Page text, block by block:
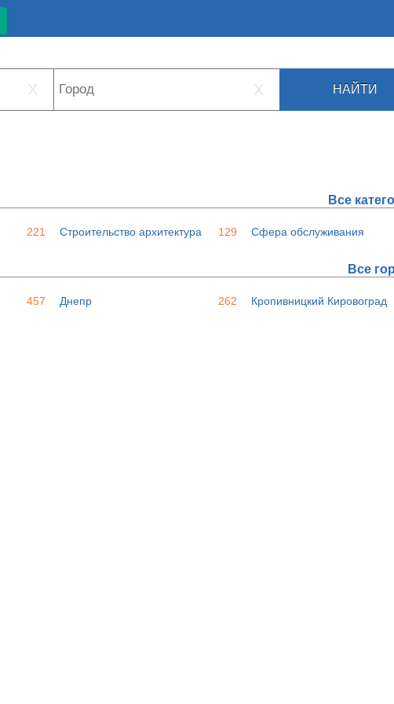
X X НАЙТИ
Все
221 Строительство архитектура 129 Сфера обслуживания
Все
457 Днепр 262 Кропивницкий Кировоград